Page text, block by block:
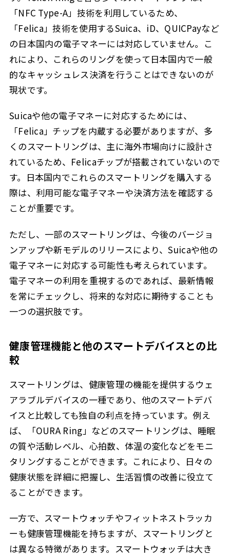
「NFC Type-A」技術を利用しているため、
「Felica」技術を使用するSuica、iD、QUICPayなど
の日本国内の電子マネーには対応していません。こ
れにより、これらのリングを使って日本国内で一般
的なキャッシュレス決済を行うことはできないのが
現状です。
Suicaや他の電子マネーに対応するためには、
「Felica」チップを内蔵する必要がありますが、多
くのスマートリングは、主に海外市場向けに設計さ
れているため、Felicaチップが搭載されていないので
す。日本国内でこれらのスマートリングを購入する
際は、利用可能な電子マネーや決済方法を確認する
ことが重要です。
ただし、一部のスマートリングは、今後のバージョ
ンアップや新モデルのリリースにより、Suicaや他の
電子マネーに対応する可能性も考えられています。
電子マネーの利用を重視するのであれば、最新情報
を常にチェックし、将来的な対応に期待することも
一つの選択肢です。
健康管理機能と他のスマートデバイスとの比
較
スマートリングは、健康管理の機能を提供するウェ
アラブルデバイスの一種であり、他のスマートデバ
イスと比較しても独自の利点を持っています。例え
ば、「OURA Ring」などのスマートリングは、睡眠
の質や活動レベル、心拍数、体温の変化などをモニ
タリングすることができます。これにより、日々の
健康状態を詳細に把握し、生活習慣の改善に役立て
ることができます。
一方で、スマートウォッチやフィットネストラッカ
ーも健康管理機能を持ちますが、スマートリングと
は異なる特徴があります。スマートウォッチは大き